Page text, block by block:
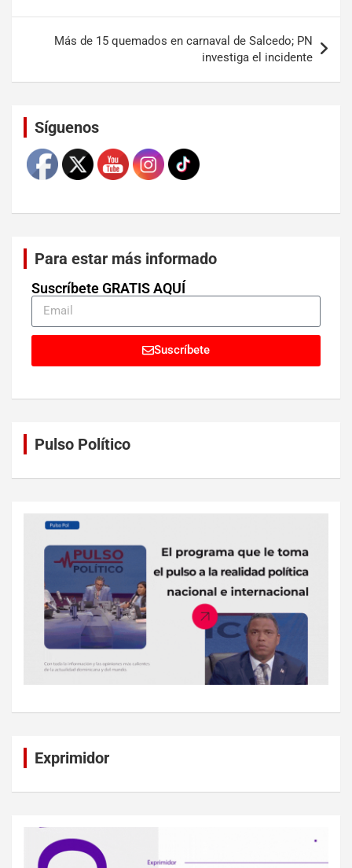
Más de 15 quemados en carnaval de Salcedo; PN
investiga el incidente
Síguenos
Para estar más informado
Suscríbete GRATIS AQUÍ
Suscríbete
Pulso Político
Exprimidor